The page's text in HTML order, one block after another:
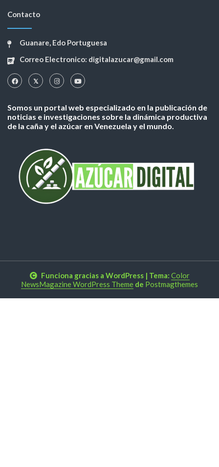
Contacto
Guanare, Edo Portuguesa
Correo Electronico: digitalazucar@gmail.com
Somos un portal web especializado en la publicación de
noticias e investigaciones sobre la dinámica productiva
de la caña y el azúcar en Venezuela y el mundo.
Funciona gracias a WordPress | Tema: Color
NewsMagazine WordPress Theme de Postmagthemes